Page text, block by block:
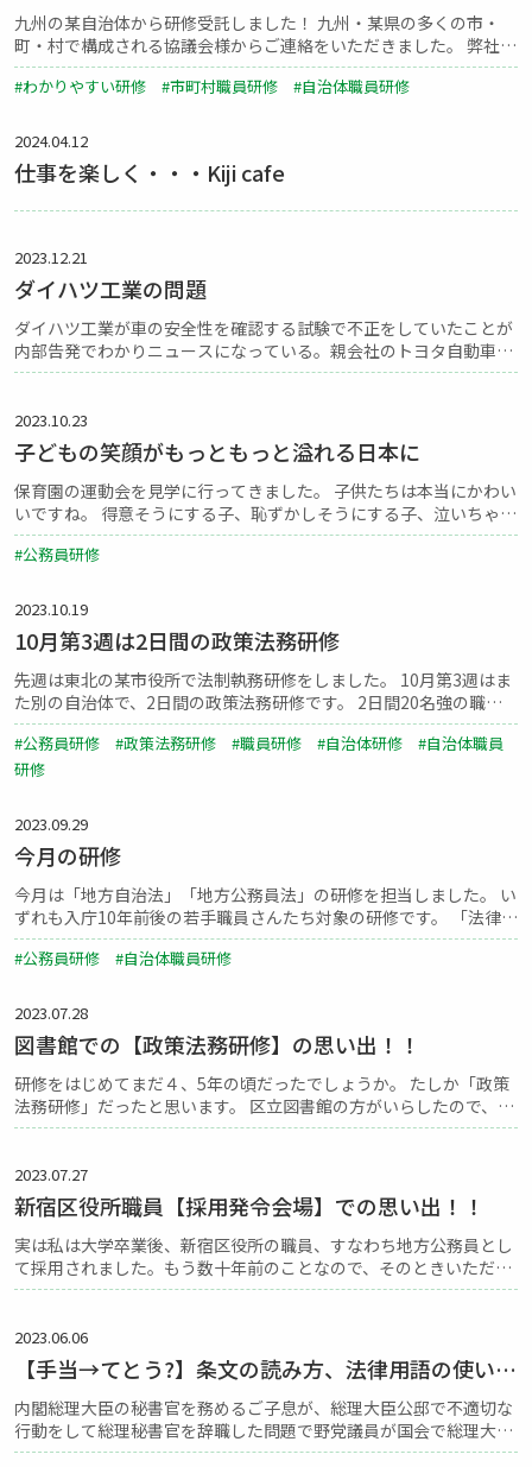
九州の某自治体から研修受託しました！ 九州・某県の多くの市・
町・村で構成される協議会様からご連絡をいただきました。 弊社の
「わかりやすい」というフレーズが気になったそうです。わざわざ
遠く、東京・新宿の喜治公務員研修所の声をかけ...
#わかりやすい研修 #市町村職員研修 #自治体職員研修
2024.04.12
仕事を楽しく・・・Kiji cafe
2023.12.21
ダイハツ工業の問題
ダイハツ工業が車の安全性を確認する試験で不正をしていたことが
内部告発でわかりニュースになっている。親会社のトヨタ自動車か
らの期待を受けて開発現場は過度な納期の短縮に動いた。調査にあ
2023.10.23
子どもの笑顔がもっともっと溢れる日本に
保育園の運動会を見学に行ってきました。 子供たちは本当にかわい
いですね。 得意そうにする子、恥ずかしそうにする子、泣いちゃう
子、 みんなみんな元気です。 ママさん、パパさん、ばあば、じい
#公務員研修
2023.10.19
10月第3週は2日間の政策法務研修
先週は東北の某市役所で法制執務研修をしました。 10月第3週はま
た別の自治体で、2日間の政策法務研修です。 2日間20名強の職員
のみなさんに研修します。みなさんの真剣な眼差しがとても嬉しい
です。時にグルー...
#公務員研修 #政策法務研修 #職員研修 #自治体研修 #自治体職員
研修
2023.09.29
今月の研修
今月は「地方自治法」「地方公務員法」の研修を担当しました。 い
ずれも入庁10年前後の若手職員さんたち対象の研修です。 「法律」
の研修と聞くと「難しそう」「苦痛」「地獄」と臨んでくる受講生
も多い。 たしかに、法律の条文を読...
#公務員研修 #自治体職員研修
2023.07.28
図書館での【政策法務研修】の思い出！！
研修をはじめてまだ４、5年の頃だったでしょうか。 たしか「政策
法務研修」だったと思います。 区立図書館の方がいらしたので、日
頃から疑問に思っていたことをぶつけてみました。 その「疑問」に
2023.07.27
新宿区役所職員【採用発令会場】での思い出！！
実は私は大学卒業後、新宿区役所の職員、すなわち地方公務員とし
て採用されました。もう数十年前のことなので、そのときいただい
たであろう発令の書面は手元にはありませんが、しかし、その発令
2023.06.06
【手当→てとう?】条文の読み方、法律用語の使い方
は正確に！！
内閣総理大臣の秘書官を務めるご子息が、総理大臣公邸で不適切な
行動をして総理秘書官を辞職した問題で野党議員が国会で総理大臣
を追及している場面をテレビのニュースで見ました。6月1日に辞職